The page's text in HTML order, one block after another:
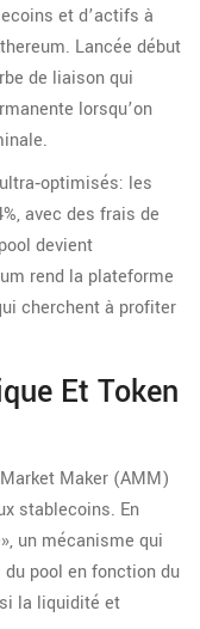
et d’actifs à
. Lancée début
de liaison qui
lorsqu’on
les
avec des frais de
devient
rend la plateforme
cherchent à profiter
Et Token
Maker (AMM)
stablecoins. En
un mécanisme qui
pool en fonction du
la liquidité et